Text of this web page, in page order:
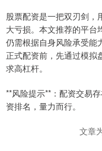
股票配资是一把双刃剑，
大亏损。本文推荐的平台
仍需根据自身风险承受能
正式配资前，先通过模拟
求高杠杆。
**风险提示**：配资交易
资排名，量力而行。
文章